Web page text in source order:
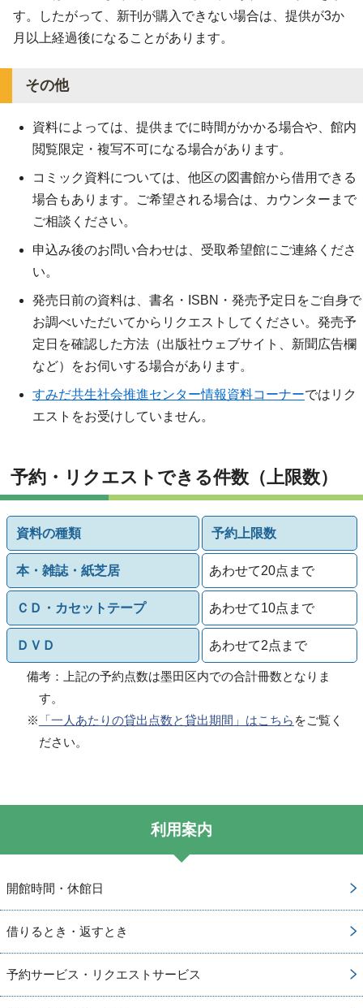
す。したがって、新刊が購入できない場合は、提供が3か
月以上経過後になることがあります。
その他
資料によっては、提供までに時間がかかる場合や、館内
閲覧限定・複写不可になる場合があります。
コミック資料については、他区の図書館から借用できる
場合もあります。ご希望される場合は、カウンターまで
ご相談ください。
申込み後のお問い合わせは、受取希望館にご連絡くださ
い。
発売日前の資料は、書名・ISBN・発売予定日をご自身で
お調べいただいてからリクエストしてください。発売予
定日を確認した方法（出版社ウェブサイト、新聞広告欄
など）をお伺いする場合があります。
すみだ共生社会推進センター情報資料コーナーではリク
エストをお受けしていません。
予約・リクエストできる件数（上限数）
資料の種類 予約上限数
本・雑誌・紙芝居 あわせて20点まで
ＣＤ・カセットテープ あわせて10点まで
ＤＶＤ あわせて2点まで
備考：上記の予約点数は墨田区内での合計冊数となりま
す。
※
「一人あたりの貸出点数と貸出期間」はこちら をご覧く
ださい。
利用案内
開館時間・休館日
借りるとき・返すとき
予約サービス・リクエストサービス